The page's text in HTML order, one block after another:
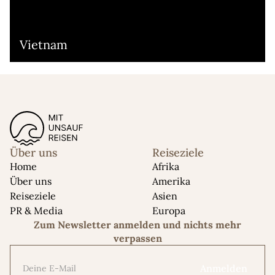
Vietnam
Über uns
Home
Über uns
Reiseziele
PR & Media
Reiseziele
Afrika
Amerika
Asien
Europa
Zum Newsletter anmelden und nichts mehr
verpassen